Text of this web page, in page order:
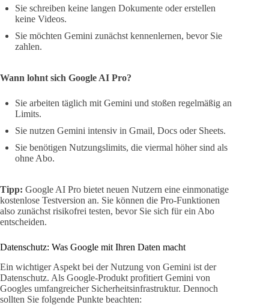
Sie schreiben keine langen Dokumente oder erstellen
keine Videos.
Sie möchten Gemini zunächst kennenlernen, bevor Sie
zahlen.
Wann lohnt sich Google AI Pro?
Sie arbeiten täglich mit Gemini und stoßen regelmäßig an
Limits.
Sie nutzen Gemini intensiv in Gmail, Docs oder Sheets.
Sie benötigen Nutzungslimits, die viermal höher sind als
ohne Abo.
Tipp: Google AI Pro bietet neuen Nutzern eine einmonatige
kostenlose Testversion an. Sie können die Pro-Funktionen
also zunächst risikofrei testen, bevor Sie sich für ein Abo
entscheiden.
Datenschutz: Was Google mit Ihren Daten macht
Ein wichtiger Aspekt bei der Nutzung von Gemini ist der
Datenschutz. Als Google-Produkt profitiert Gemini von
Googles umfangreicher Sicherheitsinfrastruktur. Dennoch
sollten Sie folgende Punkte beachten: